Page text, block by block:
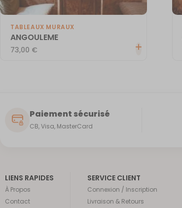
TABLEAUX MURAUX
ANGOULEME
73,00 €
Paiement sécurisé
CB, Visa, MasterCard
LIENS RAPIDES
À Propos
Contact
SERVICE CLIENT
Connexion / Inscription
Livraison & Retours